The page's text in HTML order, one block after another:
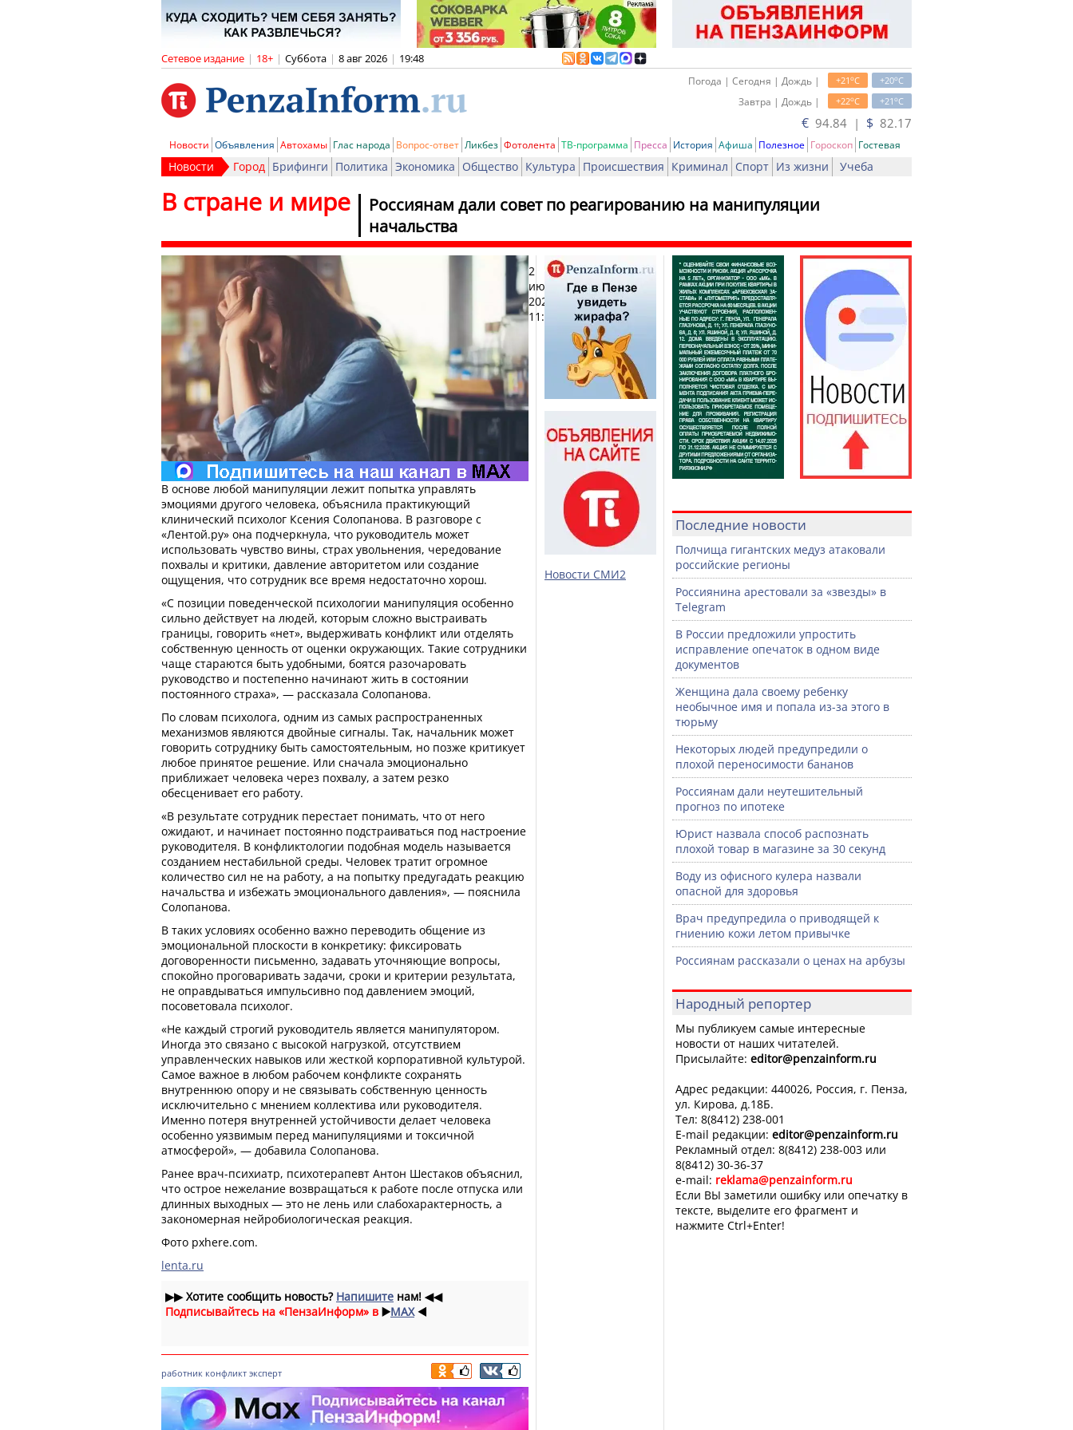
Сетевое издание | 18+ | Суббота | 8 авг 2026 | 19:48
+20oC
+21oC
Погода | Сегодня | Дождь |
+21oC
+22oC
Завтра | Дождь |
€ 94.84 | $ 82.17
Новости Объявления Автохамы Глас народа Вопрос-ответ Ликбез Фотолента ТВ-программа Пресса История Афиша Полезное Гороскоп Гостевая
Новости Город Брифинги Политика Экономика Общество Культура Происшествия Криминал Спорт Из жизни Учеба
Россиянам дали совет по реагированию на манипуляции
начальства
В стране и мире
2
июня
2026,
11:37
Печать
В основе любой манипуляции лежит попытка управлять
эмоциями другого человека, объяснила практикующий
клинический психолог Ксения Солопанова. В разговоре с
«Лентой.ру» она подчеркнула, что руководитель может
использовать чувство вины, страх увольнения, чередование
похвалы и критики, давление авторитетом или создание
ощущения, что сотрудник все время недостаточно хорош.
«С позиции поведенческой психологии манипуляция особенно
сильно действует на людей, которым сложно выстраивать
границы, говорить «нет», выдерживать конфликт или отделять
собственную ценность от оценки окружающих. Такие сотрудники
чаще стараются быть удобными, боятся разочаровать
руководство и постепенно начинают жить в состоянии
постоянного страха», — рассказала Солопанова.
По словам психолога, одним из самых распространенных
механизмов являются двойные сигналы. Так, начальник может
говорить сотруднику быть самостоятельным, но позже критикует
любое принятое решение. Или сначала эмоционально
приближает человека через похвалу, а затем резко
обесценивает его работу.
«В результате сотрудник перестает понимать, что от него
ожидают, и начинает постоянно подстраиваться под настроение
руководителя. В конфликтологии подобная модель называется
созданием нестабильной среды. Человек тратит огромное
количество сил не на работу, а на попытку предугадать реакцию
начальства и избежать эмоционального давления», — пояснила
Солопанова.
В таких условиях особенно важно переводить общение из
эмоциональной плоскости в конкретику: фиксировать
договоренности письменно, задавать уточняющие вопросы,
спокойно проговаривать задачи, сроки и критерии результата,
не оправдываться импульсивно под давлением эмоций,
посоветовала психолог.
«Не каждый строгий руководитель является манипулятором.
Иногда это связано с высокой нагрузкой, отсутствием
управленческих навыков или жесткой корпоративной культурой.
Самое важное в любом рабочем конфликте сохранять
внутреннюю опору и не связывать собственную ценность
исключительно с мнением коллектива или руководителя.
Именно потеря внутренней устойчивости делает человека
особенно уязвимым перед манипуляциями и токсичной
атмосферой», — добавила Солопанова.
Ранее врач-психиатр, психотерапевт Антон Шестаков объяснил,
что острое нежелание возвращаться к работе после отпуска или
длинных выходных — это не лень или слабохарактерность, а
закономерная нейробиологическая реакция.
Фото pxhere.com.
lenta.ru
▶▶Хотите сообщить новость? Напишите нам! ◀◀
Подписывайтесь на «ПензаИнформ» в ▶️MAX ◀️
работник конфликт эксперт
Новости СМИ2
Последние новости
Полчища гигантских медуз атаковали
российские регионы
Россиянина арестовали за «звезды» в
Telegram
В России предложили упростить
исправление опечаток в одном виде
документов
Женщина дала своему ребенку
необычное имя и попала из-за этого в
тюрьму
Некоторых людей предупредили о
плохой переносимости бананов
Россиянам дали неутешительный
прогноз по ипотеке
Юрист назвала способ распознать
плохой товар в магазине за 30 секунд
Воду из офисного кулера назвали
опасной для здоровья
Врач предупредила о приводящей к
гниению кожи летом привычке
Россиянам рассказали о ценах на арбузы
Народный репортер
Мы публикуем самые интересные
новости от наших читателей.
Присылайте: editor@penzainform.ru
Адрес редакции: 440026, Россия, г. Пенза,
ул. Кирова, д.18Б.
Тел: 8(8412) 238-001
E-mail редакции: editor@penzainform.ru
Рекламный отдел: 8(8412) 238-003 или
8(8412) 30-36-37
e-mail: reklama@penzainform.ru
Если ВЫ заметили ошибку или опечатку в
тексте, выделите его фрагмент и
нажмите Ctrl+Enter!